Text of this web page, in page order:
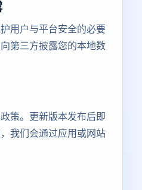
用户与平台安全的必要
第三方披露您的本地数
策。更新版本发布后即
我们会通过应用或网站